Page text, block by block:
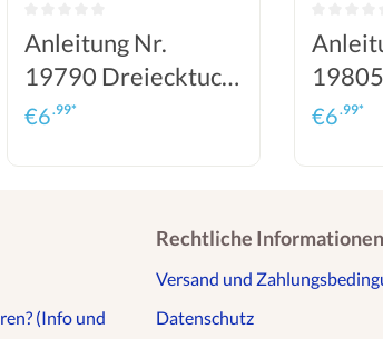
Anleitung Nr.
19790 Dreiecktuch
"Talina" aus Baby
€6.99* €6.99*
(Info und
Rechtliche Informationen
Versand und
Datenschutz